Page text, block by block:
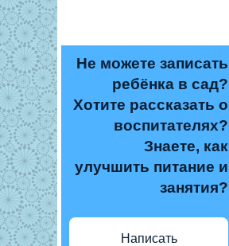
Не можете записать
ребёнка в сад?
Хотите рассказать о
воспитателях?
Знаете, как
улучшить питание и
занятия?
Написать